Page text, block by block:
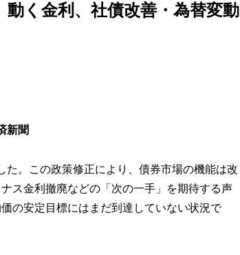
く金利、社債改善・為替変動
新聞
た。この政策修正により、債券市場の機能は改
ス金利撤廃などの「次の一手」を期待する声
の安定目標にはまだ到達していない状況で